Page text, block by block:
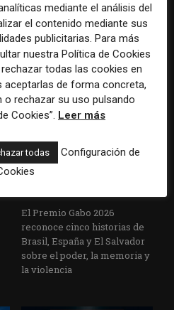
Paul Krugman alerta del
avance de los
multimillonarios sobre los
medios y las plataformas
El Premio Gabo 2026
reconoce cinco historias de
Brasil, España y El Salvador
sobre el poder, la memoria y
la violencia
mediante el análisis del
el contenido mediante sus
publicitarias. Para más
nuestra Política de Cookies
todas las cookies en
aceptarlas de forma concreta,
rechazar su uso pulsando
Cookies”. Leer más
todas
Configuración de